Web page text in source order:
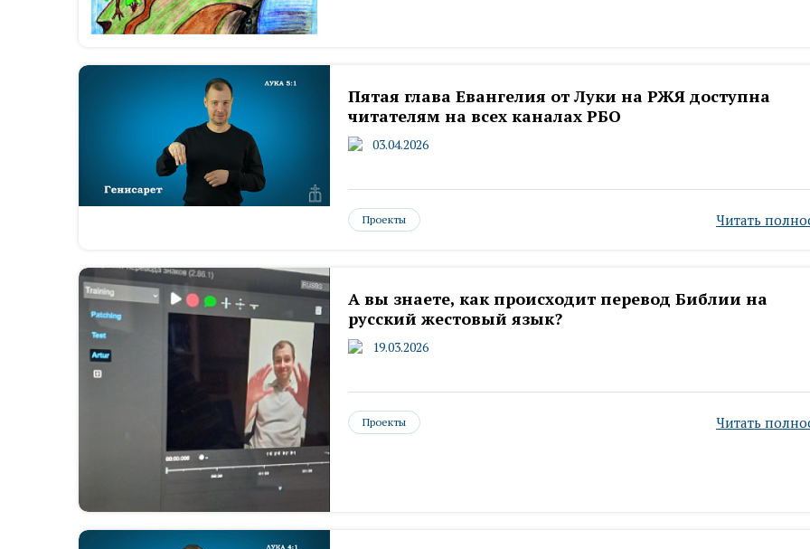
Пятая глава Евангелия от Луки на РЖЯ доступна
читателям на всех каналах РБО
03.04.2026
Проекты Читать
А вы знаете, как происходит перевод Библии на
русский жестовый язык?
19.03.2026
Проекты Читать